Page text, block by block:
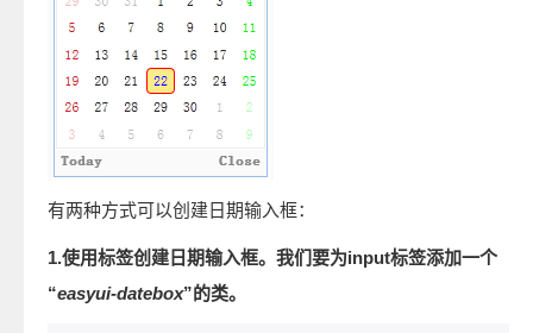
有两种方式可以创建日期输入框：
1.使用标签创建日期输入框。我们要为input标签添加一个
“easyui-datebox”的类。